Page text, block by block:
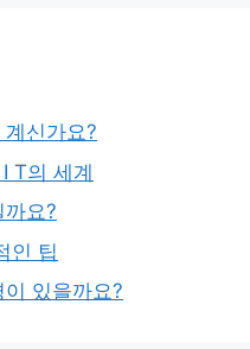
신가요?
T의 세계
요?
인 팁
있을까요?